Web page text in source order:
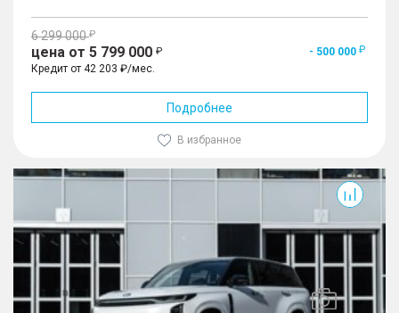
6 299 000
цена от 5 799 000
- 500 000
Кредит от 42 203 ₽/мес.
Подробнее
В избранное
S7